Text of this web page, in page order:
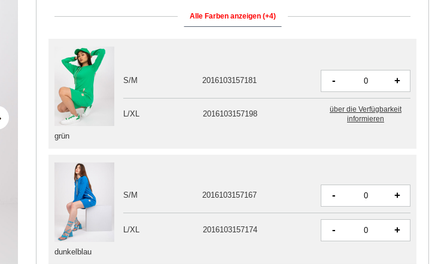
Alle Farben anzeigen (+4)
dunkelblau
S/M 2016103157167 - +
L/XL 2016103157174 - +
grün
S/M 2016103157181 - +
L/XL 2016103157198
über die Verfügbarkeit
informieren